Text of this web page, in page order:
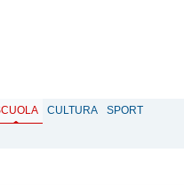
CULTURA
SPORT